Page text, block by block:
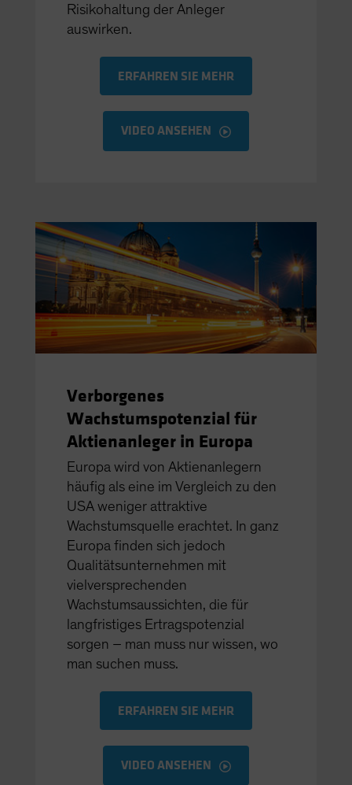
Risikohaltung der Anleger
auswirken.
ERFAHREN SIE MEHR
VIDEO ANSEHEN
Verborgenes
Wachstumspotenzial für
Aktienanleger in Europa
Europa wird von Aktienanlegern
häufig als eine im Vergleich zu den
USA weniger attraktive
Wachstumsquelle erachtet. In ganz
Europa finden sich jedoch
Qualitätsunternehmen mit
vielversprechenden
Wachstumsaussichten, die für
langfristiges Ertragspotenzial
sorgen – man muss nur wissen, wo
man suchen muss.
ERFAHREN SIE MEHR
VIDEO ANSEHEN